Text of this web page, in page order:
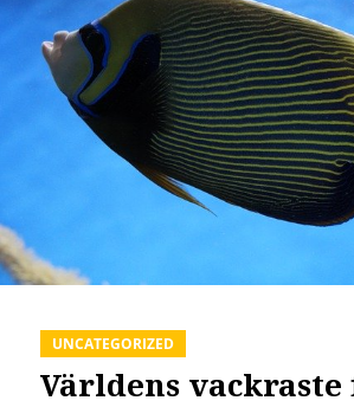
UNCATEGORIZED
Världens